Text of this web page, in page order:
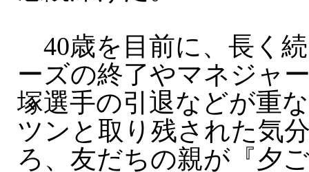
40歳を目前に、長く
ーズの終了やマネジャ
塚選手の引退などが重
ツンと取り残された気
ろ、友だちの親が『夕